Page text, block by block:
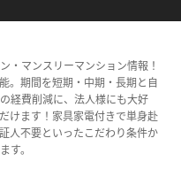
・マンスリーマンション情報！
。期間を短期・中期・長期と自
経費削減に、法人様にも大好
けます！家具家電付きで単身赴
人不要といったこだわり条件か
す。